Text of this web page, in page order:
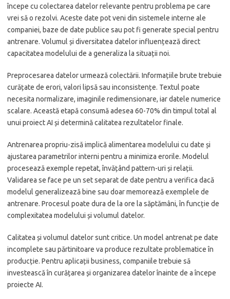
începe cu colectarea datelor relevante pentru problema pe care
vrei să o rezolvi. Aceste date pot veni din sistemele interne ale
companiei, baze de date publice sau pot fi generate special pentru
antrenare. Volumul și diversitatea datelor influențează direct
capacitatea modelului de a generaliza la situații noi.
Preprocesarea datelor urmează colectării. Informațiile brute trebuie
curățate de erori, valori lipsă sau inconsistențe. Textul poate
necesita normalizare, imaginile redimensionare, iar datele numerice
scalare. Această etapă consumă adesea 60-70% din timpul total al
unui proiect AI și determină calitatea rezultatelor finale.
Antrenarea propriu-zisă implică alimentarea modelului cu date și
ajustarea parametrilor interni pentru a minimiza erorile. Modelul
procesează exemple repetat, învățând pattern-uri și relații.
Validarea se face pe un set separat de date pentru a verifica dacă
modelul generalizează bine sau doar memorează exemplele de
antrenare. Procesul poate dura de la ore la săptămâni, în funcție de
complexitatea modelului și volumul datelor.
Calitatea și volumul datelor sunt critice. Un model antrenat pe date
incomplete sau părtinitoare va produce rezultate problematice în
producție. Pentru aplicații business, companiile trebuie să
investească în curățarea și organizarea datelor înainte de a începe
proiecte AI.